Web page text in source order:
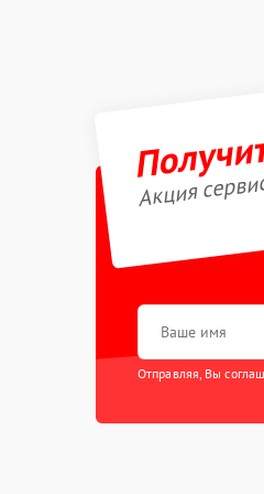
Акция
Отправляя, Вы